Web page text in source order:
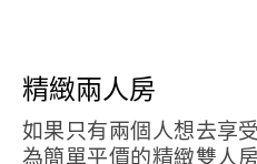
精緻兩人房
如果只有兩個人想去享
為簡單平價的精緻雙人